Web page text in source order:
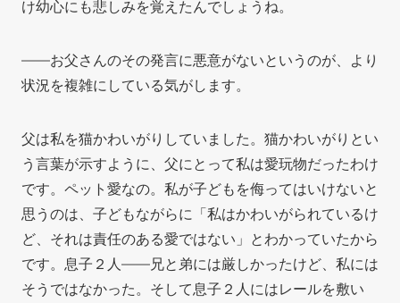
け幼心にも悲しみを覚えたんでしょうね。
――お父さんのその発言に悪意がないというのが、より
状況を複雑にしている気がします。
父は私を猫かわいがりしていました。猫かわいがりとい
う言葉が示すように、父にとって私は愛玩物だったわけ
です。ペット愛なの。私が子どもを侮ってはいけないと
思うのは、子どもながらに「私はかわいがられているけ
ど、それは責任のある愛ではない」とわかっていたから
です。息子２人――兄と弟には厳しかったけど、私には
そうではなかった。そして息子２人にはレールを敷い